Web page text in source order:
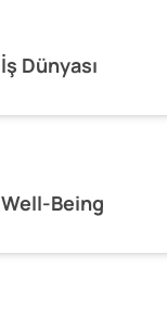
İş Dünyası
Well-Being